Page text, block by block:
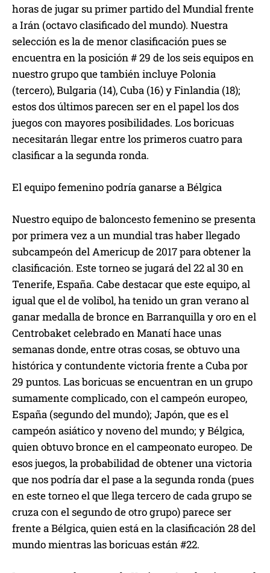
horas de jugar su primer partido del Mundial frente
a Irán (octavo clasificado del mundo). Nuestra
selección es la de menor clasificación pues se
encuentra en la posición # 29 de los seis equipos en
nuestro grupo que también incluye Polonia
(tercero), Bulgaria (14), Cuba (16) y Finlandia (18);
estos dos últimos parecen ser en el papel los dos
juegos con mayores posibilidades. Los boricuas
necesitarán llegar entre los primeros cuatro para
clasificar a la segunda ronda.
El equipo femenino podría ganarse a Bélgica
Nuestro equipo de baloncesto femenino se presenta
por primera vez a un mundial tras haber llegado
subcampeón del Americup de 2017 para obtener la
clasificación. Este torneo se jugará del 22 al 30 en
Tenerife, España. Cabe destacar que este equipo, al
igual que el de volibol, ha tenido un gran verano al
ganar medalla de bronce en Barranquilla y oro en el
Centrobaket celebrado en Manatí hace unas
semanas donde, entre otras cosas, se obtuvo una
histórica y contundente victoria frente a Cuba por
29 puntos. Las boricuas se encuentran en un grupo
sumamente complicado, con el campeón europeo,
España (segundo del mundo); Japón, que es el
campeón asiático y noveno del mundo; y Bélgica,
quien obtuvo bronce en el campeonato europeo. De
esos juegos, la probabilidad de obtener una victoria
que nos podría dar el pase a la segunda ronda (pues
en este torneo el que llega tercero de cada grupo se
cruza con el segundo de otro grupo) parece ser
frente a Bélgica, quien está en la clasificación 28 del
mundo mientras las boricuas están #22.